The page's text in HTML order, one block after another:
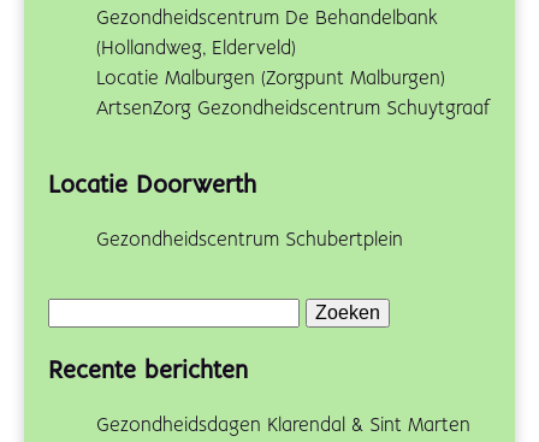
Gezondheidscentrum De Behandelbank
(Hollandweg, Elderveld)
Locatie Malburgen (Zorgpunt Malburgen)
ArtsenZorg Gezondheidscentrum Schuytgraaf
Locatie Doorwerth
Gezondheidscentrum Schubertplein
Recente berichten
Gezondheidsdagen Klarendal & Sint Marten